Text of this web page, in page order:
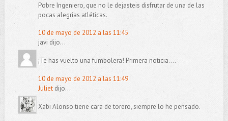
Pobre Ingeniero, que no le dejasteis disfrutar de una de las
pocas alegrías atléticas.
10 de mayo de 2012 a las 11:45
javi dijo...
¡Te has vuelto una fumbolera! Primera noticia....
10 de mayo de 2012 a las 11:49
Julietdijo...
Xabi Alonso tiene cara de torero, siempre lo he pensado.